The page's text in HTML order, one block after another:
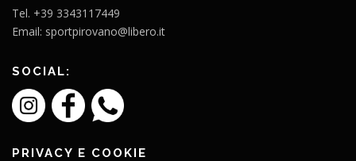
Tel. +39 3343117449
Email: sportpirovano@libero.it
SOCIAL:
PRIVACY E COOKIE